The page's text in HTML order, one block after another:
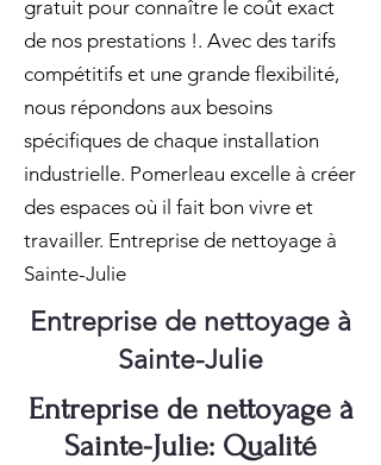
gratuit pour connaître le coût exact
de nos prestations !. Avec des tarifs
compétitifs et une grande flexibilité,
nous répondons aux besoins
spécifiques de chaque installation
industrielle. Pomerleau excelle à créer
des espaces où il fait bon vivre et
travailler. Entreprise de nettoyage à
Sainte-Julie
Entreprise de nettoyage à
Sainte-Julie
Entreprise de nettoyage à
Sainte-Julie: Qualité